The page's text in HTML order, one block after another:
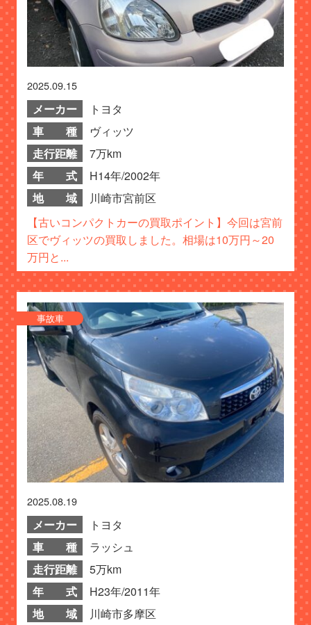
2025.09.15
メーカー
トヨタ
車 種
ヴィッツ
走行距離
7万km
年 式
H14年/2002年
地 域
川崎市宮前区
【古いコンパクトカーの買取ポイント】今回は宮前
区でヴィッツの買取しました。相場は10万円～20
万円と...
事故車
2025.08.19
メーカー
トヨタ
車 種
ラッシュ
走行距離
5万km
年 式
H23年/2011年
地 域
川崎市多摩区